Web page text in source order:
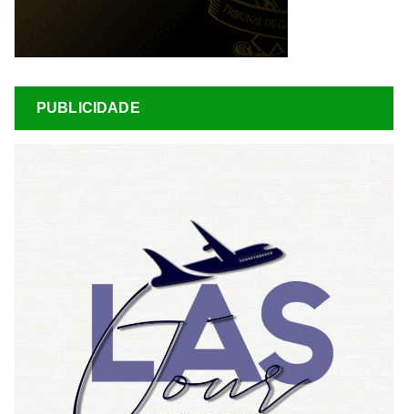
PUBLICIDADE